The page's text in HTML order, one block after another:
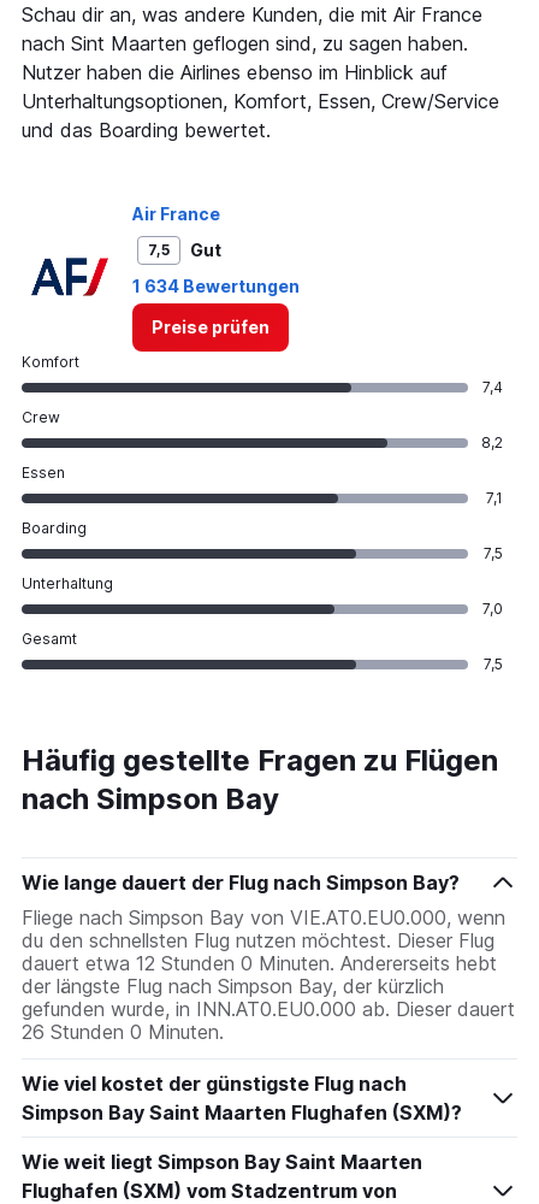
1
Y
axis
displaying
values.
Range:
Schau dir an, was andere Kunden, die mit Air France
nach Sint Maarten geflogen sind, zu sagen haben.
Nutzer haben die Airlines ebenso im Hinblick auf
Unterhaltungsoptionen, Komfort, Essen, Crew/Service
und das Boarding bewertet.
Air France
7,5
Gut
1 634 Bewertungen
Preise prüfen
Komfort
7,4
Crew
8,2
Essen
7,1
Boarding
7,5
Unterhaltung
7,0
Gesamt
7,5
Häufig gestellte Fragen zu Flügen
nach Simpson Bay
Wie lange dauert der Flug nach Simpson Bay?
Fliege nach Simpson Bay von VIE.AT0.EU0.000, wenn
du den schnellsten Flug nutzen möchtest. Dieser Flug
dauert etwa 12 Stunden 0 Minuten. Andererseits hebt
der längste Flug nach Simpson Bay, der kürzlich
gefunden wurde, in INN.AT0.EU0.000 ab. Dieser dauert
26 Stunden 0 Minuten.
Wie viel kostet der günstigste Flug nach
Simpson Bay Saint Maarten Flughafen (SXM)?
Wie weit liegt Simpson Bay Saint Maarten
Flughafen (SXM) vom Stadzentrum von